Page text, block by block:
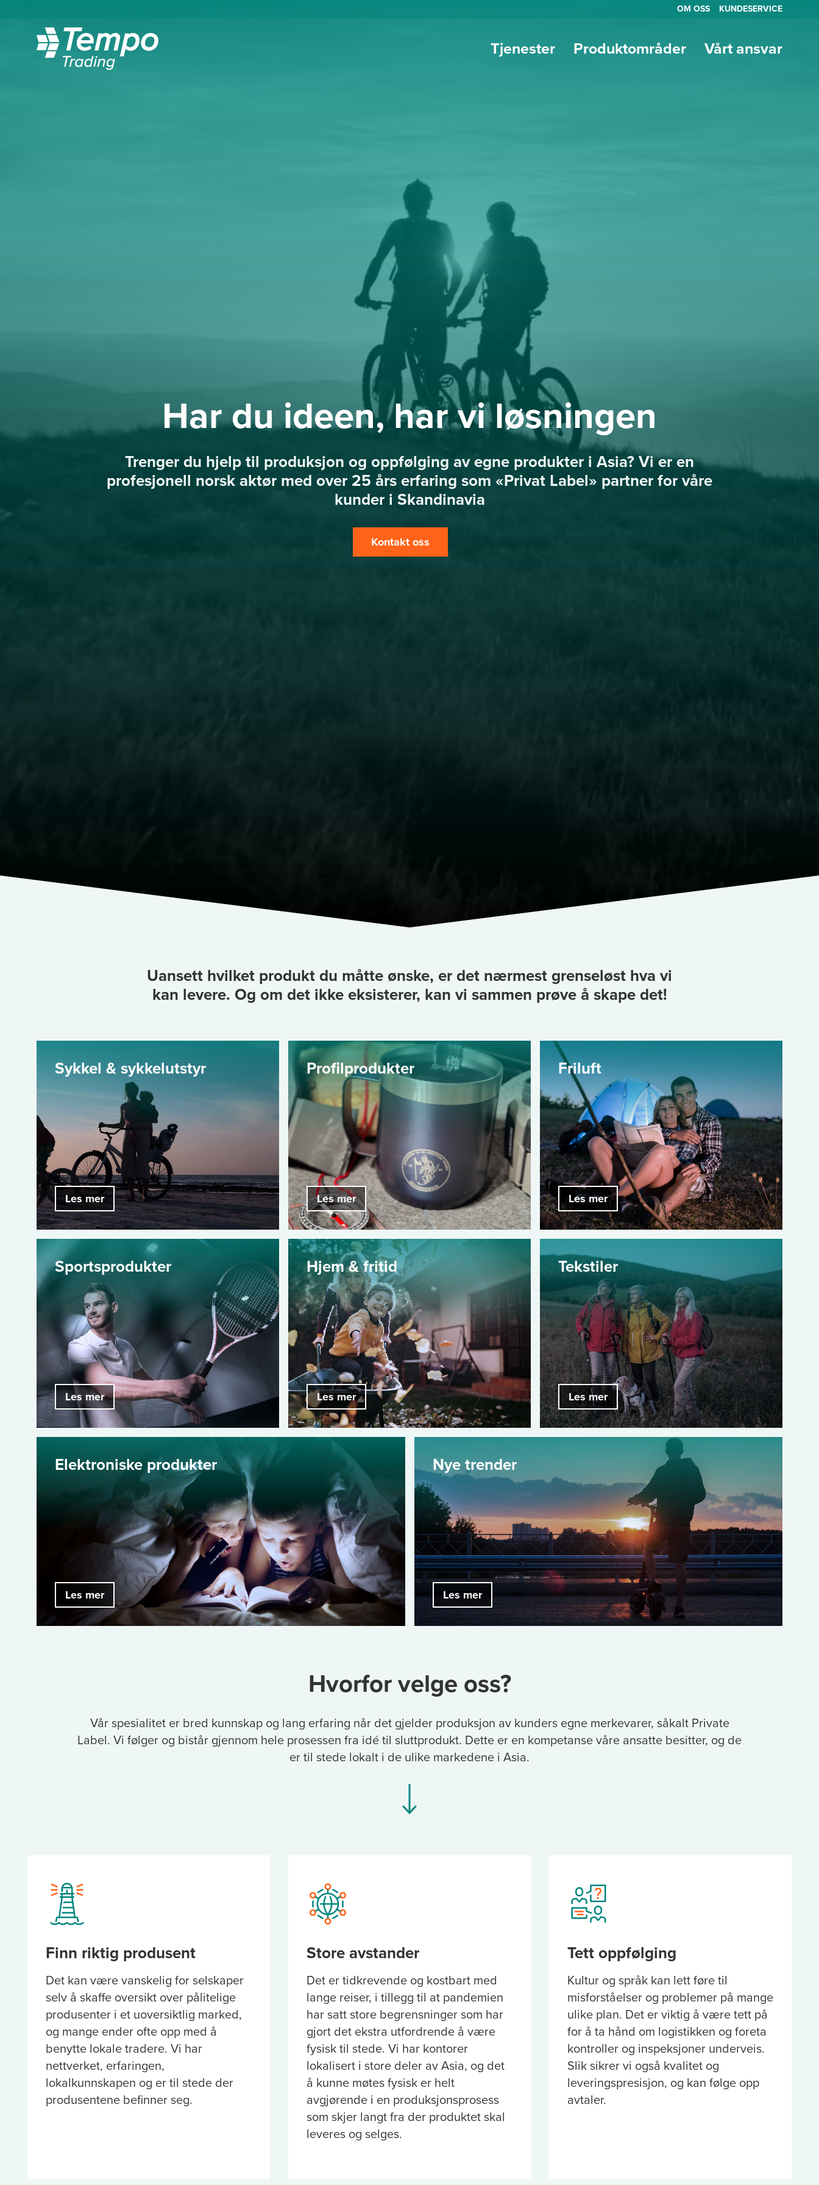
OM OSS KUNDESERVICE
Tjenester Produktområder Vårt ansvar
Har du ideen, har vi løsningen
Trenger du hjelp til produksjon og oppfølging av egne produkter i Asia? Vi er en
profesjonell norsk aktør med over 25 års erfaring som «Privat Label» partner for våre
kunder i Skandinavia
Kontakt oss
Uansett hvilket produkt du måtte ønske, er det nærmest grenseløst hva vi
kan levere. Og om det ikke eksisterer, kan vi sammen prøve å skape det!
Sykkel & sykkelutstyr
Les mer
Profilprodukter
Les mer
Friluft
Les mer
Sportsprodukter
Les mer
Hjem & fritid
Les mer
Tekstiler
Les mer
Elektroniske produkter
Les mer
Nye trender
Les mer
Hvorfor velge oss?
Vår spesialitet er bred kunnskap og lang erfaring når det gjelder produksjon av kunders egne merkevarer, såkalt Private
Label. Vi følger og bistår gjennom hele prosessen fra idé til sluttprodukt. Dette er en kompetanse våre ansatte besitter, og de
er til stede lokalt i de ulike markedene i Asia.
Finn riktig produsent
Det kan være vanskelig for selskaper
selv å skaffe oversikt over pålitelige
produsenter i et uoversiktlig marked,
og mange ender ofte opp med å
benytte lokale tradere. Vi har
nettverket, erfaringen,
lokalkunnskapen og er til stede der
produsentene befinner seg.
Store avstander
Det er tidkrevende og kostbart med
lange reiser, i tillegg til at pandemien
har satt store begrensninger som har
gjort det ekstra utfordrende å være
fysisk til stede. Vi har kontorer
lokalisert i store deler av Asia, og det
å kunne møtes fysisk er helt
avgjørende i en produksjonsprosess
som skjer langt fra der produktet skal
leveres og selges.
Tett oppfølging
Kultur og språk kan lett føre til
misforståelser og problemer på mange
ulike plan. Det er viktig å være tett på
for å ta hånd om logistikken og foreta
kontroller og inspeksjoner underveis.
Slik sikrer vi også kvalitet og
leveringspresisjon, og kan følge opp
avtaler.